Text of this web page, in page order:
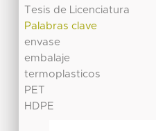
Tesis de Licenciatura
Palabras clave
envase
embalaje
termoplasticos
PET
HDPE